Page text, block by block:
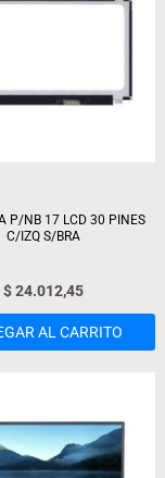
P/NB 17 LCD 30 PINES
C/IZQ S/BRA
$24.012,45
AL CARRITO